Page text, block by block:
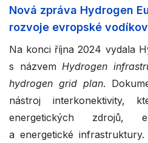
Nová zpráva Hydrogen
rozvoje evropské
Na konci října 2024 vydala
s názvemHydrogen
hydrogen grid plan.
nástroj interkonektivity,
energetických zdrojů,
a energetické